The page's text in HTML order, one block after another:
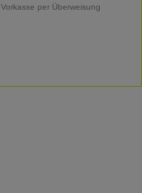
Vorkasse per Überweisung